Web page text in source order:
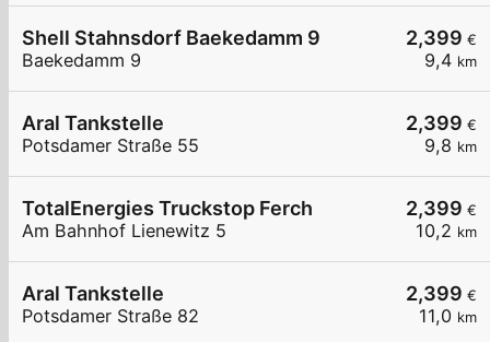
2,399 €
9,4 km
Shell Stahnsdorf Baekedamm 9
Baekedamm 9
2,399 €
9,8 km
Aral Tankstelle
Potsdamer Straße 55
2,399 €
10,2 km
TotalEnergies Truckstop Ferch
Am Bahnhof Lienewitz 5
2,399 €
11,0 km
Aral Tankstelle
Potsdamer Straße 82